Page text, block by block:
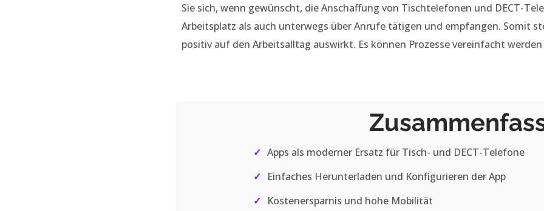
Sie sich, wenn gewünscht, die Anschaffung von Tischtelefonen und DECT-
Arbeitsplatz als auch unterwegs über Anrufe tätigen und empfangen. Somit
positiv auf den Arbeitsalltag auswirkt. Es können Prozesse vereinfacht
✓ Apps als moderner Ersatz für Tisch- und DECT-Telefone
✓ Einfaches Herunterladen und Konfigurieren der App
✓ Kostenersparnis und hohe Mobilität